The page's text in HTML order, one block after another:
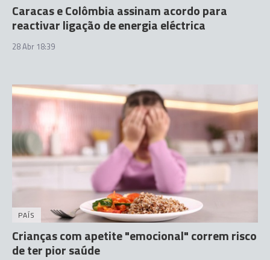
Caracas e Colômbia assinam acordo para
reactivar ligação de energia eléctrica
28 Abr 18:39
PAÍS
Crianças com apetite "emocional" correm risco
de ter pior saúde